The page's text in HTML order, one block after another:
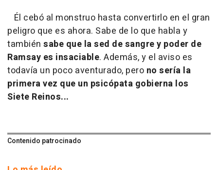
Él cebó al monstruo hasta convertirlo en el gran
peligro que es ahora. Sabe de lo que habla y
también sabe que la sed de sangre y poder de
Ramsay es insaciable. Además, y el aviso es
todavía un poco aventurado, pero no sería la
primera vez que un psicópata gobierna los
Siete Reinos...
Contenido patrocinado